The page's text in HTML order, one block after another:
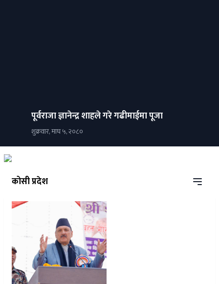
पूर्वराजा ज्ञानेन्द्र शाहले गरे गढीमाईमा पूजा
शुक्रवार, माघ ५, २०८०
कोसी प्रदेश